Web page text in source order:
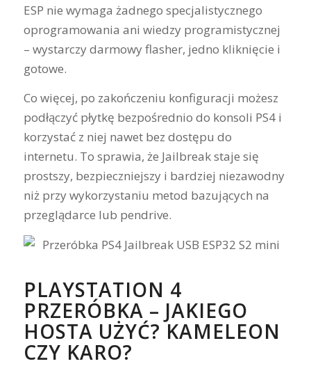
ESP nie wymaga żadnego specjalistycznego
oprogramowania ani wiedzy programistycznej
– wystarczy darmowy flasher, jedno kliknięcie i
gotowe.
Co więcej, po zakończeniu konfiguracji możesz
podłączyć płytkę bezpośrednio do konsoli PS4 i
korzystać z niej nawet bez dostępu do
internetu. To sprawia, że Jailbreak staje się
prostszy, bezpieczniejszy i bardziej niezawodny
niż przy wykorzystaniu metod bazujących na
przeglądarce lub pendrive.
PLAYSTATION 4
PRZERÓBKA – JAKIEGO
HOSTA UŻYĆ? KAMELEON
CZY KARO?